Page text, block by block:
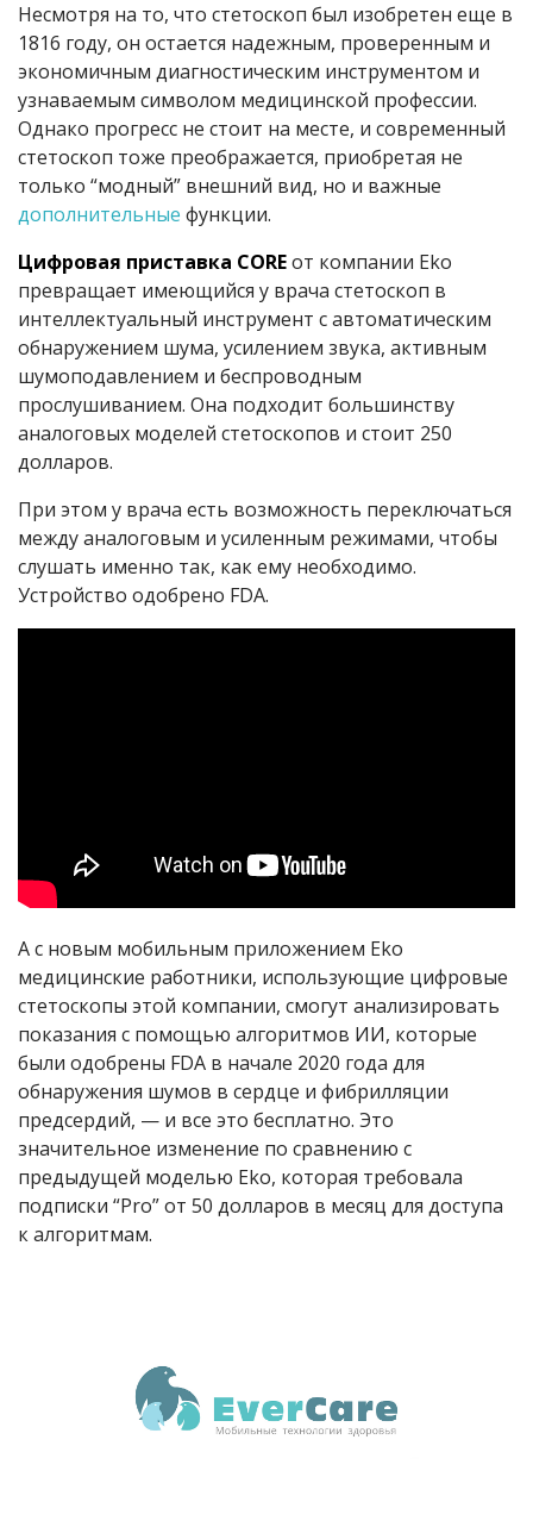
Несмотря на то, что стетоскоп был изобретен еще в
1816 году, он остается надежным, проверенным и
экономичным диагностическим инструментом и
узнаваемым символом медицинской профессии.
Однако прогресс не стоит на месте, и современный
стетоскоп тоже преображается, приобретая не
только “модный” внешний вид, но и важные
дополнительные функции.
Цифровая приставка COREот компании Eko
превращает имеющийся у врача стетоскоп в
интеллектуальный инструмент с автоматическим
обнаружением шума, усилением звука, активным
шумоподавлением и беспроводным
прослушиванием. Она подходит большинству
аналоговых моделей стетоскопов и стоит 250
долларов.
При этом у врача есть возможность переключаться
между аналоговым и усиленным режимами, чтобы
слушать именно так, как ему необходимо.
Устройство одобрено FDA.
А с новым мобильным приложением Eko
медицинские работники, использующие цифровые
стетоскопы этой компании, смогут анализировать
показания с помощью алгоритмов ИИ, которые
были одобрены FDA в начале 2020 года для
обнаружения шумов в сердце и фибрилляции
предсердий, — и все это бесплатно. Это
значительное изменение по сравнению с
предыдущей моделью Eko, которая требовала
подписки “Pro” от 50 долларов в месяц для доступа
к алгоритмам.